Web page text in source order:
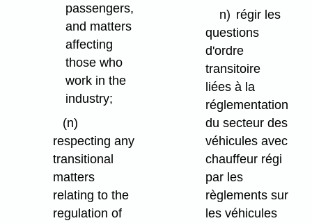
passengers,
and matters
affecting
those who
work in the
industry;
(n)
respecting any
transitional
matters
relating to the
regulation of
n) régir les
questions
d'ordre
transitoire
liées à la
réglementation
du secteur des
véhicules avec
chauffeur régi
par les
règlements sur
les véhicules